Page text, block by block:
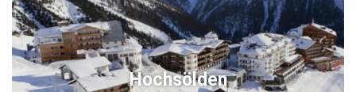
Hochsölden